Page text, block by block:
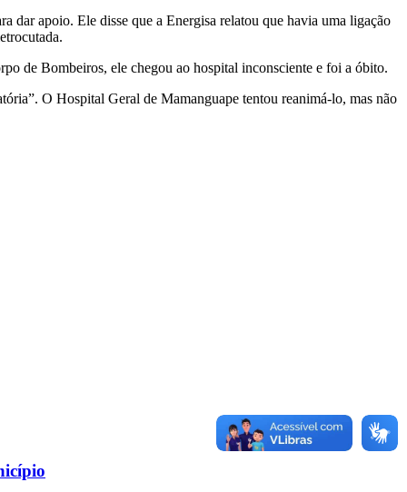
apoio. Ele disse que a Energisa relatou que havia uma ligação
de Bombeiros, ele chegou ao hospital inconsciente e foi a óbito.
O Hospital Geral de Mamanguape tentou reanimá-lo, mas não